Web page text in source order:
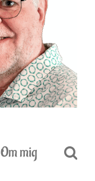
Om mig